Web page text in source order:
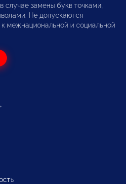
замены букв точками,
Не допускаются
межнациональной и социальной